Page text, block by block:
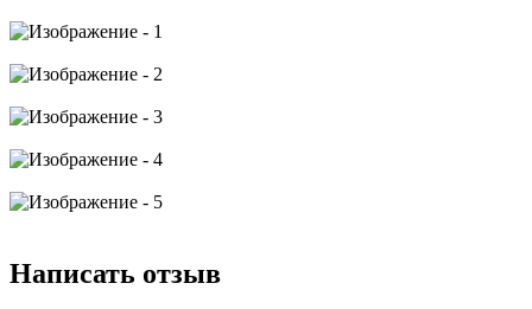
Написать отзыв